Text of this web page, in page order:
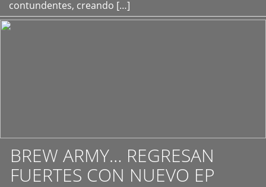
contundentes, creando […]
BREW ARMY… REGRESAN
FUERTES CON NUEVO EP